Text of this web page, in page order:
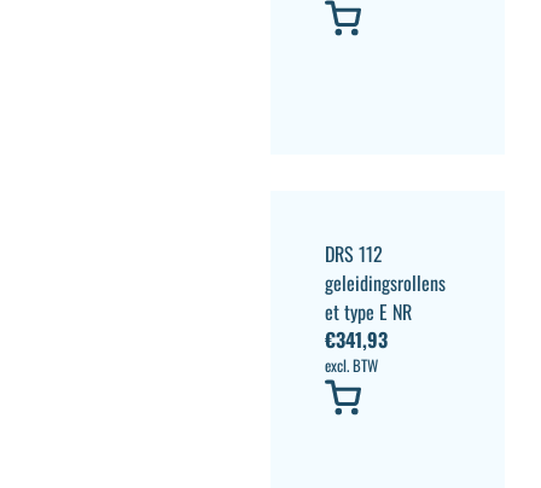
DRS 112
geleidingsrollens
et type E NR
€341,93
excl. BTW